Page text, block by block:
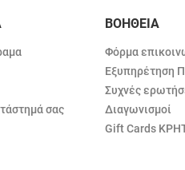
σας
ΒΟΗΘΕΙΑ
Φόρμα
Εξυπηρέτηση
Συχνές
Διαγωνισμοί
Gift Cards